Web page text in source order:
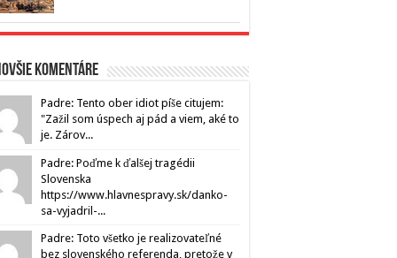
komentáre
Padre: Tento ober idiot píše citujem:
"Zažil som úspech aj pád a viem, aké to
je. Zárov...
Padre: Poďme k ďalšej tragédii
Slovenska
https://www.hlavnespravy.sk/danko-
sa-vyjadril-...
Padre: Toto všetko je realizovateľné
bez slovenského referenda, pretože v